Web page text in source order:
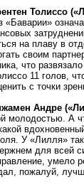
Толиссо
«Баварии»
на плаву в
своим
что
11 голов,
с точки
Андре
молодостью. А
У «Лилля»
для всей
умело
пожалуй,